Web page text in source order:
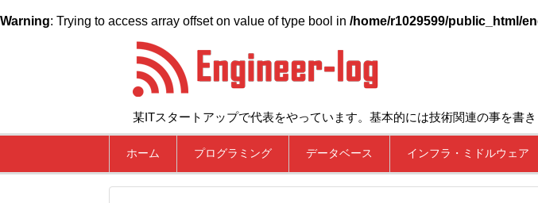
Warning: Trying to access array offset on value of type bool in /home/r1029599/public_html/
某ITスタートアップで代表をやっています。基本的には技術関連の事を書き
ホーム プログラミング データベース インフラ・ミドルウェア